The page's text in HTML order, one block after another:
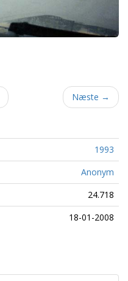
Næste →
1993
Anonym
24.718
18-01-2008